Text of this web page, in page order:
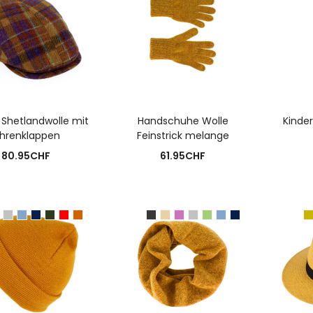
mit
80.95CHF
Handschuhe Wolle
Feinstrick melange
61.95CHF